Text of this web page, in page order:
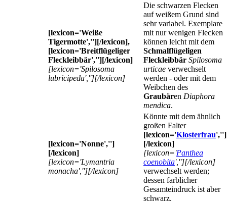
[lexicon='Weiße
Tigermotte',''][/lexicon],
[lexicon='Breitflügeliger
Fleckleibbär',''][/lexicon]
[lexicon='Spilosoma
lubricipeda',''][/lexicon]
Die schwarzen Flecken
auf weißem Grund sind
sehr variabel. Exemplare
mit nur wenigen Flecken
können leicht mit dem
Schmalflügeligen
Fleckleibbär Spilosoma
urticae verwechselt
werden - oder mit dem
Weibchen des
Graubären Diaphora
mendica.
[lexicon='Nonne','']
[/lexicon]
[lexicon='Lymantria
monacha',''][/lexicon]
Könnte mit dem ähnlich
großen Falter
[lexicon='Klosterfrau','']
[/lexicon]
[lexicon='Panthea
coenobita',''][/lexicon]
verwechselt werden;
dessen farblicher
Gesamteindruck ist aber
schwarz.